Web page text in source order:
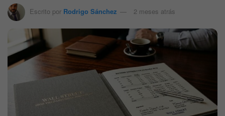
Escrito por Rodrigo Sánchez 2 meses atrás